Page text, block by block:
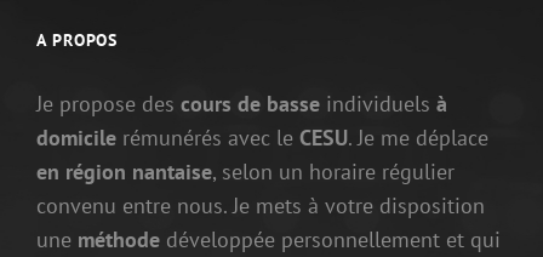
A PROPOS
Je propose des cours de basse individuels à
domicile rémunérés avec le CESU. Je me déplace
en région nantaise, selon un horaire régulier
convenu entre nous. Je mets à votre disposition
une méthode développée personnellement et qui